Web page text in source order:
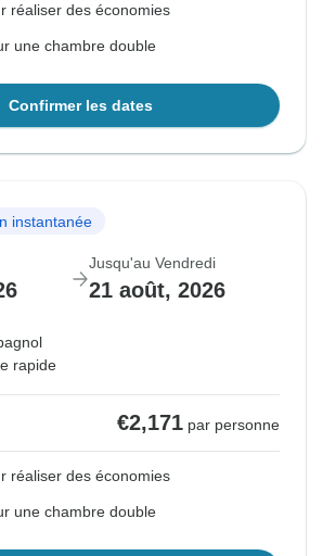
réaliser des économies
une chambre double
Confirmer les dates
instantanée
Jusqu'au Vendredi
21 août, 2026
rapide
€2,171 par personne
réaliser des économies
une chambre double